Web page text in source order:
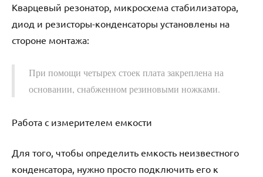
Кварцевый резонатор, микросхема стабилизатора,
диод и резисторы-конденсаторы установлены на
стороне монтажа:
При помощи четырех стоек плата закреплена на
основании, снабженном резиновыми ножками.
Работа с измерителем емкости
Для того, чтобы определить емкость неизвестного
конденсатора, нужно просто подключить его к